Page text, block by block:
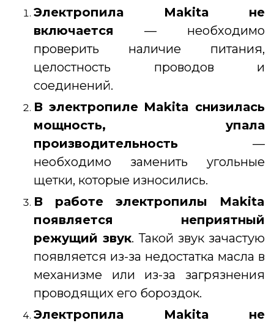
Электропила Makita не
включается — необходимо
проверить наличие питания,
целостность проводов и
соединений.
В электропиле Makita снизилась
мощность, упала
производительность —
необходимо заменить угольные
щетки, которые износились.
В работе электропилы Makita
появляется неприятный
режущий звук. Такой звук зачастую
появляется из-за недостатка масла в
механизме или из-за загрязнения
проводящих его бороздок.
Электропила Makita не